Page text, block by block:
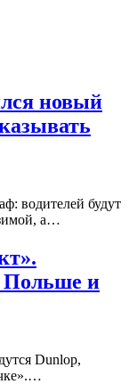
новый
водителей будут
а…
и
Dunlop,